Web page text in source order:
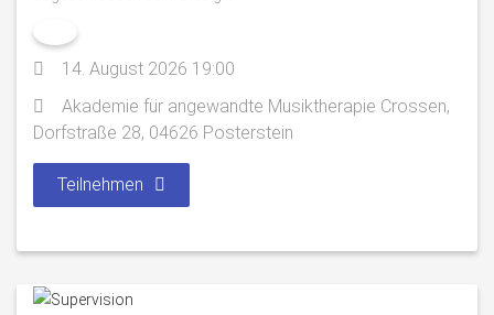
14. August 2026 19:00
Akademie für angewandte Musiktherapie Crossen,
Dorfstraße 28, 04626 Posterstein
Teilnehmen